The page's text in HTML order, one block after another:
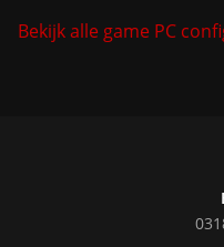
Bekijk alle game PC